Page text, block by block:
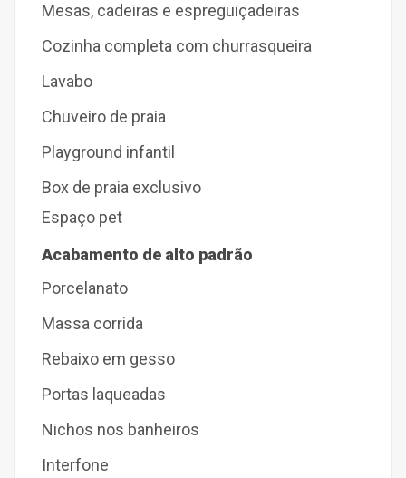
Mesas, cadeiras e espreguiçadeiras
Cozinha completa com churrasqueira
Lavabo
Chuveiro de praia
Playground infantil
Box de praia exclusivo
Espaço pet
Acabamento de alto padrão
Porcelanato
Massa corrida
Rebaixo em gesso
Portas laqueadas
Nichos nos banheiros
Interfone